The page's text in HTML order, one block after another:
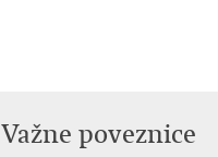
Važne poveznice